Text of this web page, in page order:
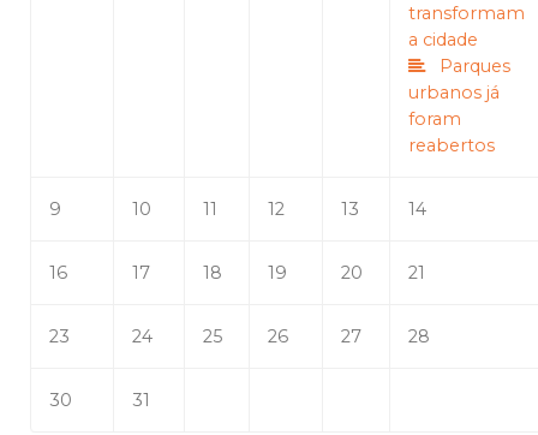
transformam
a cidade
Parques
urbanos já
foram
reabertos
9 10 11 12 13 14
16 17 18 19 20 21
23 24 25 26 27 28
30 31